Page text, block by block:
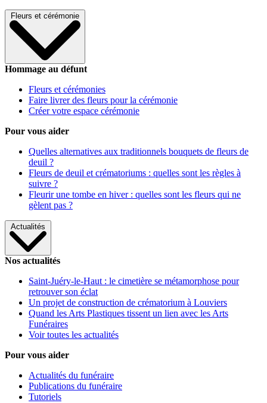
Fleurs et cérémonie
Hommage au défunt
Fleurs et cérémonies
Faire livrer des fleurs pour la cérémonie
Créer votre espace cérémonie
Pour vous aider
Quelles alternatives aux traditionnels bouquets de fleurs de
deuil ?
Fleurs de deuil et crématoriums : quelles sont les règles à
suivre ?
Fleurir une tombe en hiver : quelles sont les fleurs qui ne
gèlent pas ?
Actualités
Nos actualités
Saint-Juéry-le-Haut : le cimetière se métamorphose pour
retrouver son éclat
Un projet de construction de crématorium à Louviers
Quand les Arts Plastiques tissent un lien avec les Arts
Funéraires
Voir toutes les actualités
Pour vous aider
Actualités du funéraire
Publications du funéraire
Tutoriels